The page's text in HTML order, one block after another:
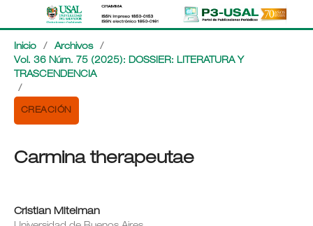
Inicio / Archivos
/
Vol. 36 Núm. 75 (2025): DOSSIER: LITERATURA Y
TRASCENDENCIA
/
CREACIÓN
Carmina therapeutae
Cristian Mitelman